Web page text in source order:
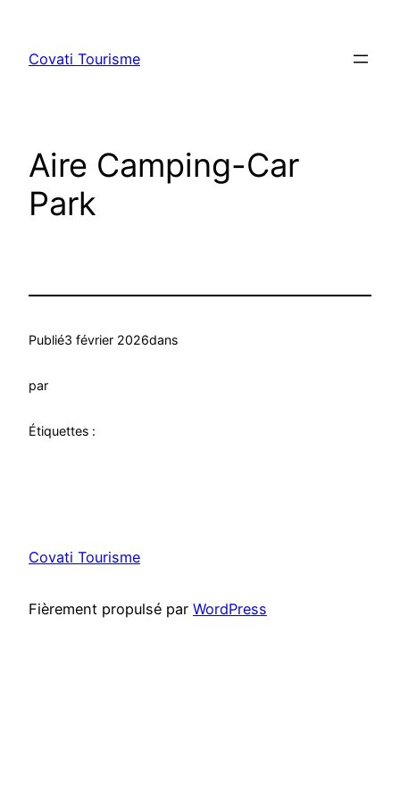
contenu
Covati Tourisme
Aire Camping-Car
Park
Publié3 février 2026dans
par
Étiquettes :
Covati Tourisme
Fièrement propulsé par WordPress